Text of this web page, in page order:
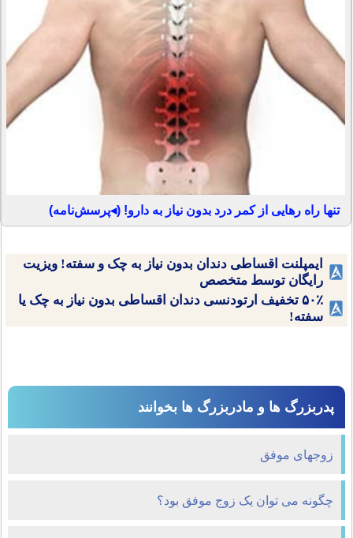
تنها راه رهایی از کمر درد بدون نیاز به دارو! (◂پرسش‌نامه)
ایمپلنت اقساطی دندان بدون نیاز به چک و سفته! ویزیت
رایگان توسط متخصص
۵۰٪ تخفیف ارتودنسی دندان اقساطی بدون نیاز به چک یا
سفته!
پدربزرگ ها و مادربزرگ ها بخوانند
زوجهای موفق
چگونه می توان یک زوج موفق بود؟